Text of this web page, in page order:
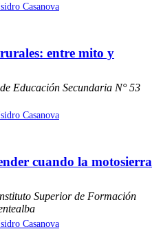
Casanova
entre mito y
Educación Secundaria N° 53
Casanova
cuando la motosierra
Superior de Formación
Casanova